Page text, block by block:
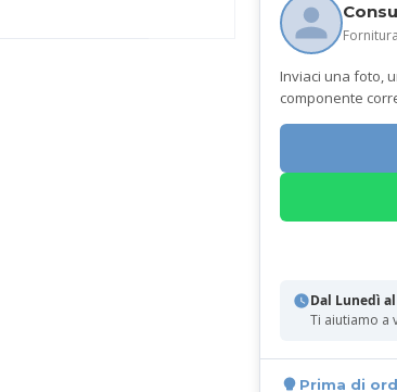
Inviaci una foto,
componente
Dal Lunedì
Ti aiutiamo a
Prima di